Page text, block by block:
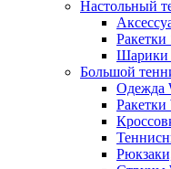
Настольный
Ракетки
Шарики
Большой
Одежда
Ракетки